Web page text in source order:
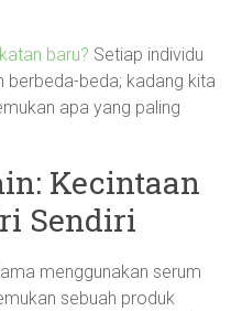
baru? Setiap individu
berbeda-beda; kadang kita
apa yang paling
Kecintaan
Sendiri
menggunakan serum
sebuah produk